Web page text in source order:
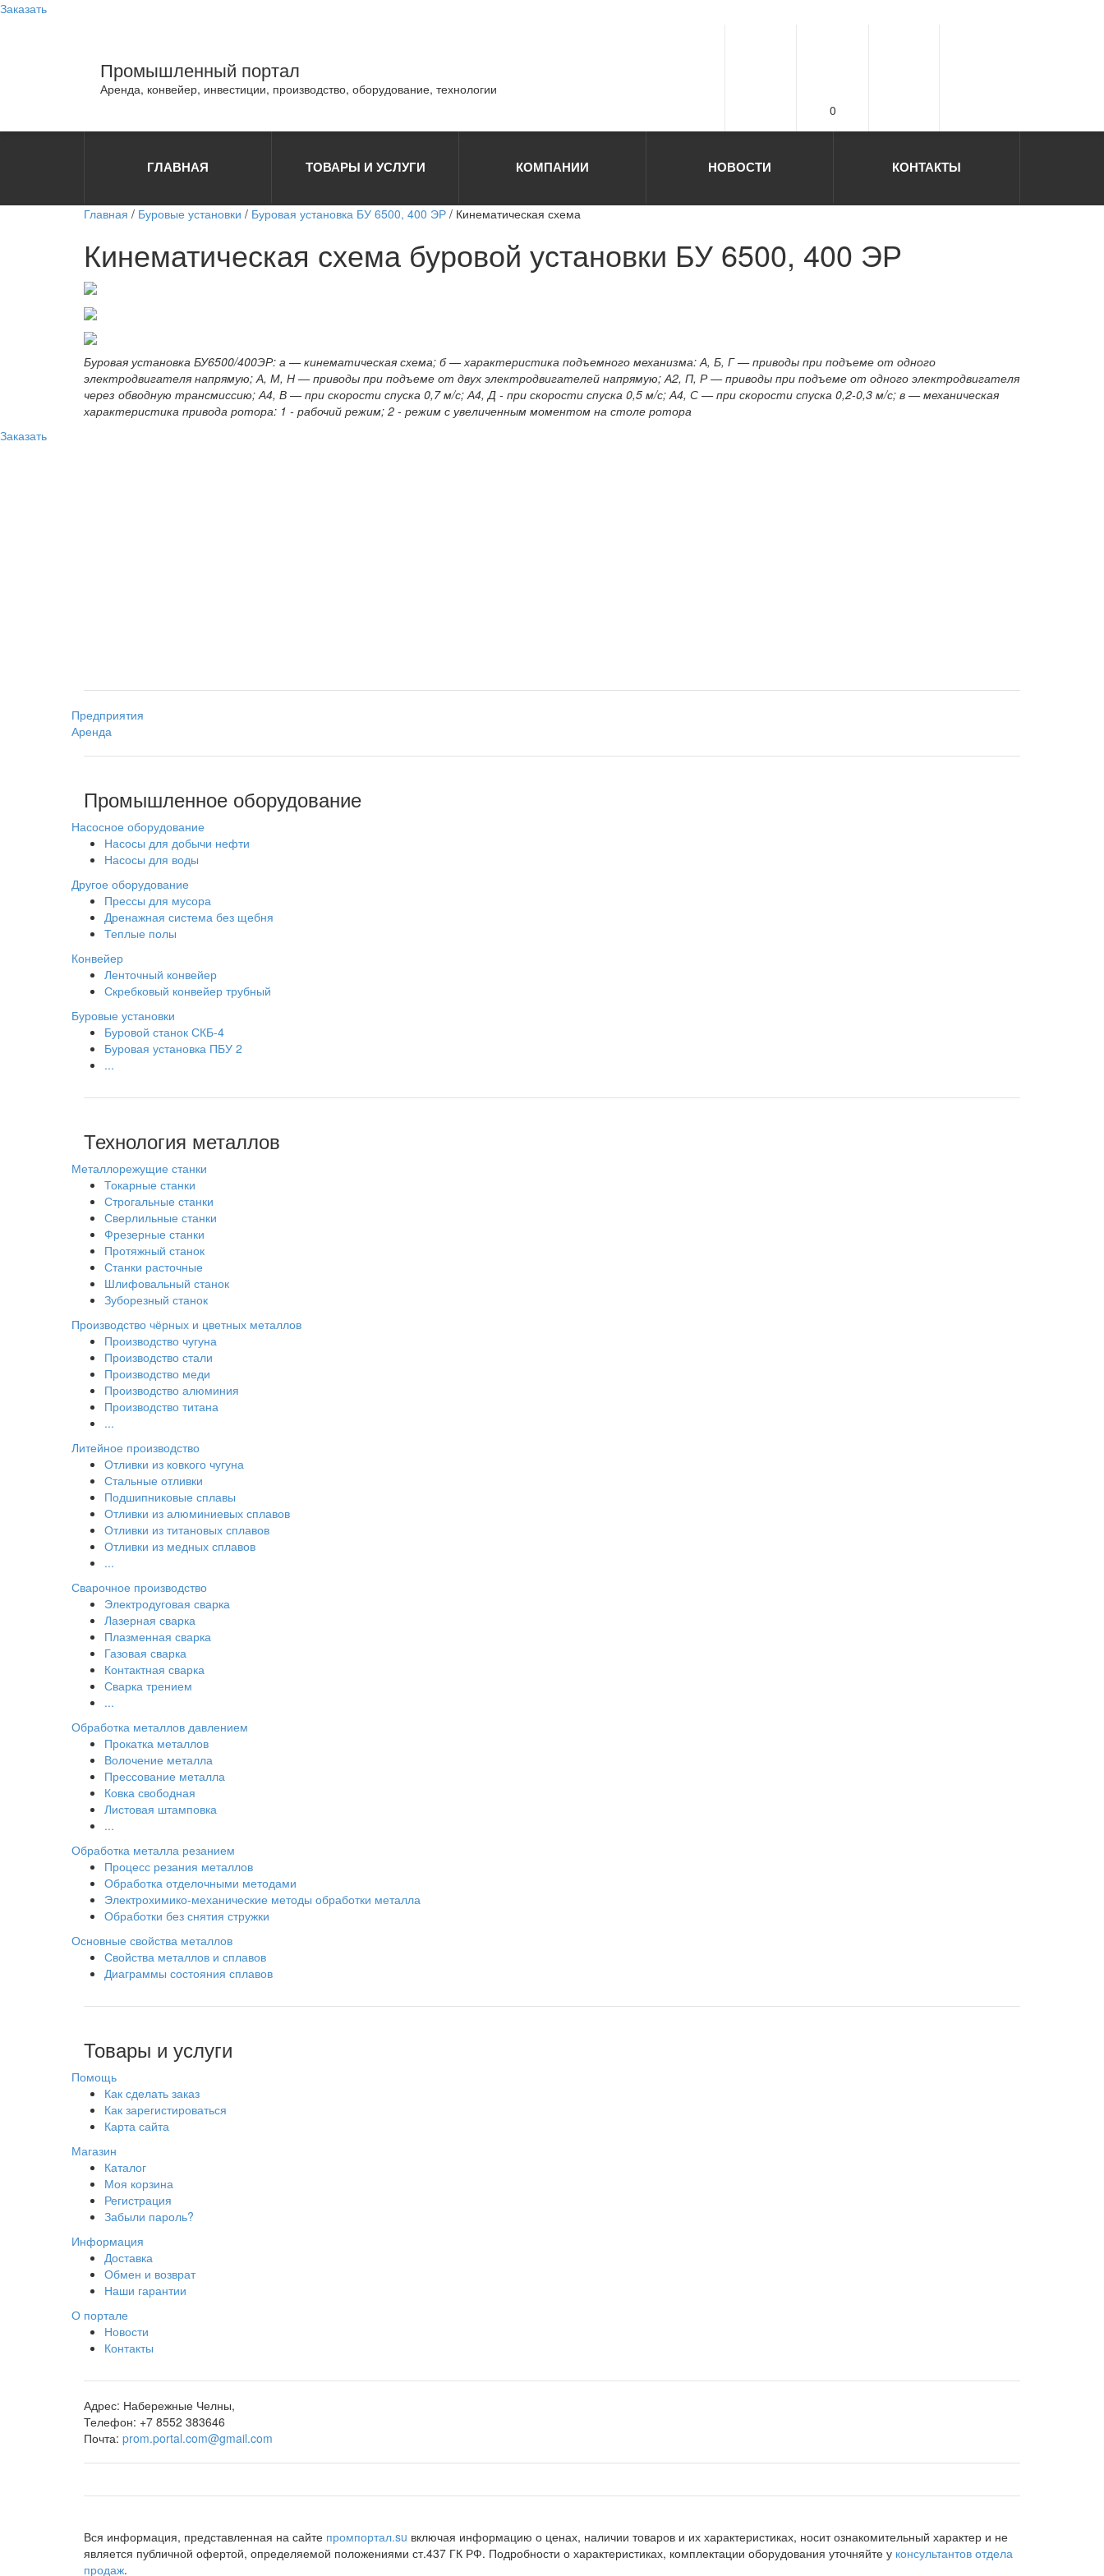
Заказать
Промышленный портал
Аренда, конвейер, инвестиции, производство, оборудование, технологии
0
ГЛАВНАЯ ТОВАРЫ И УСЛУГИ КОМПАНИИ НОВОСТИ КОНТАКТЫ
Главная / Буровые установки / Буровая установка БУ 6500, 400 ЭР / Кинематическая схема
Кинематическая схема буровой установки БУ 6500, 400 ЭР
Буровая установка БУ6500/400ЭР: а — кинематическая схема; б — характеристика подъемного механизма: А, Б, Г — приводы при подъеме от одного
электродвигателя напрямую; А, М, Н — приводы при подъеме от двух электродвигателей напрямую; А2, П, Р — приводы при подъеме от одного электродвигателя
через обводную трансмиссию; А4, В — при скорости спуска 0,7 м/с; А4, Д - при скорости спуска 0,5 м/с; А4, С — при скорости спуска 0,2-0,3 м/с; в — механическая
характеристика привода ротора: 1 - рабочий режим; 2 - режим с увеличенным моментом на столе ротора
Заказать
Предприятия
Аренда
Промышленное оборудование
Насосное оборудование
Насосы для добычи нефти
Насосы для воды
Другое оборудование
Прессы для мусора
Дренажная система без щебня
Теплые полы
Конвейер
Ленточный конвейер
Скребковый конвейер трубный
Буровые установки
Буровой станок СКБ-4
Буровая установка ПБУ 2
...
Технология металлов
Металлорежущие станки
Токарные станки
Строгальные станки
Сверлильные станки
Фрезерные станки
Протяжный станок
Станки расточные
Шлифовальный станок
Зуборезный станок
Производство чёрных и цветных металлов
Производство чугуна
Производство стали
Производство меди
Производство алюминия
Производство титана
...
Литейное производство
Отливки из ковкого чугуна
Стальные отливки
Подшипниковые сплавы
Отливки из алюминиевых сплавов
Отливки из титановых сплавов
Отливки из медных сплавов
...
Сварочное производство
Электродуговая сварка
Лазерная сварка
Плазменная сварка
Газовая сварка
Контактная сварка
Сварка трением
...
Обработка металлов давлением
Прокатка металлов
Волочение металла
Прессование металла
Ковка свободная
Листовая штамповка
...
Обработка металла резанием
Процесс резания металлов
Обработка отделочными методами
Электрохимико-механические методы обработки металла
Обработки без снятия стружки
Основные свойства металлов
Свойства металлов и сплавов
Диаграммы состояния сплавов
Товары и услуги
Помощь
Как сделать заказ
Как зарегистироваться
Карта сайта
Магазин
Каталог
Моя корзина
Регистрация
Забыли пароль?
Информация
Доставка
Обмен и возврат
Наши гарантии
О портале
Новости
Контакты
Адрес: Набережные Челны,
Телефон: +7 8552 383646
Почта: prom.portal.com@gmail.com
Вся информация, представленная на сайте промпортал.su включая информацию о ценах, наличии товаров и их характеристиках, носит ознакомительный характер и не
является публичной офертой, определяемой положениями ст.437 ГК РФ. Подробности о характеристиках, комплектации оборудования уточняйте у консультантов отдела
продаж.